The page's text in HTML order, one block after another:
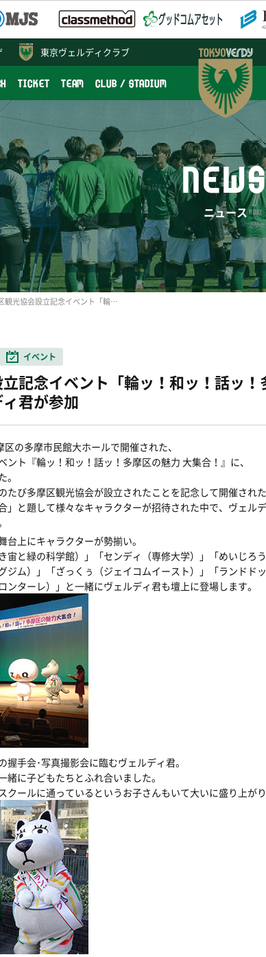
東京ヴェルディクラブ
TICKET TEAM CLUB / STADIUM
ニュース
多摩区観光協会設立記念イベント「輪ッ！和ッ！話ッ！多摩区の魅力大集合！にヴェルディ君が参加
イベント
記念イベント「輪ッ！和ッ！話ッ！
君が参加
の多摩市民館大ホールで開催された、
ント『輪ッ！和ッ！話ッ！多摩区の魅力 大集合！』に、
たび多摩区観光協会が設立されたことを記念して開催された
」と題して様々なキャラクターが招待された中で、ヴェル
上にキャラクターが勢揃い。
宙と緑の科学館）」「センディ（専修大学）」「めいじろ
ジム）」「ざっくぅ（ジェイコムイースト）」「ランドド
ンターレ）」と一緒にヴェルディ君も壇上に登場します。
握手会･写真撮影会に臨むヴェルディ君。
に子どもたちとふれ合いました。
クールに通っているというお子さんもいて大いに盛り上がり